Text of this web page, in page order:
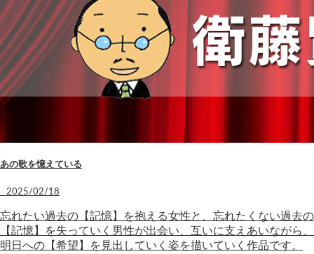
あの歌を憶えている
2025/02/18
忘れたい過去の【記憶】を抱える女性と、忘れたくない過去の
【記憶】を失っていく男性が出会い、互いに支えあいながら、
明日への【希望】を見出していく姿を描いていく作品です。